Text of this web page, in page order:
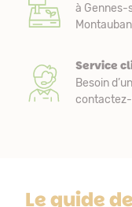
à Gennes-
Service
Besoin
contactez-
Le guide